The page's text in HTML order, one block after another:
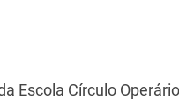
Escola Círculo